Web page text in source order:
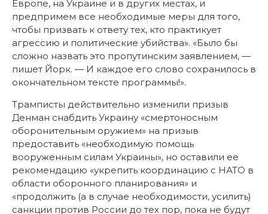
Европе, на Украине и в других местах, и
предпримем все необходимые меры для того,
чтобы призвать к ответу тех, кто практикует
агрессию и политические убийства». «Было бы
сложно назвать это пропутинским заявлением, —
пишет Йорк. — И каждое его слово сохранилось в
окончательном тексте программы!».
Трамписты действительно изменили призыв
Денман снабдить Украину «смертоносным
оборонительным оружием» на призыв
предоставить «необходимую помощь
вооруженным силам Украины», но оставили ее
рекомендацию «укрепить координацию с НАТО в
области оборонного планирования» и
«продолжить (а в случае необходимости, усилить)
санкции против России до тех пор, пока не будут